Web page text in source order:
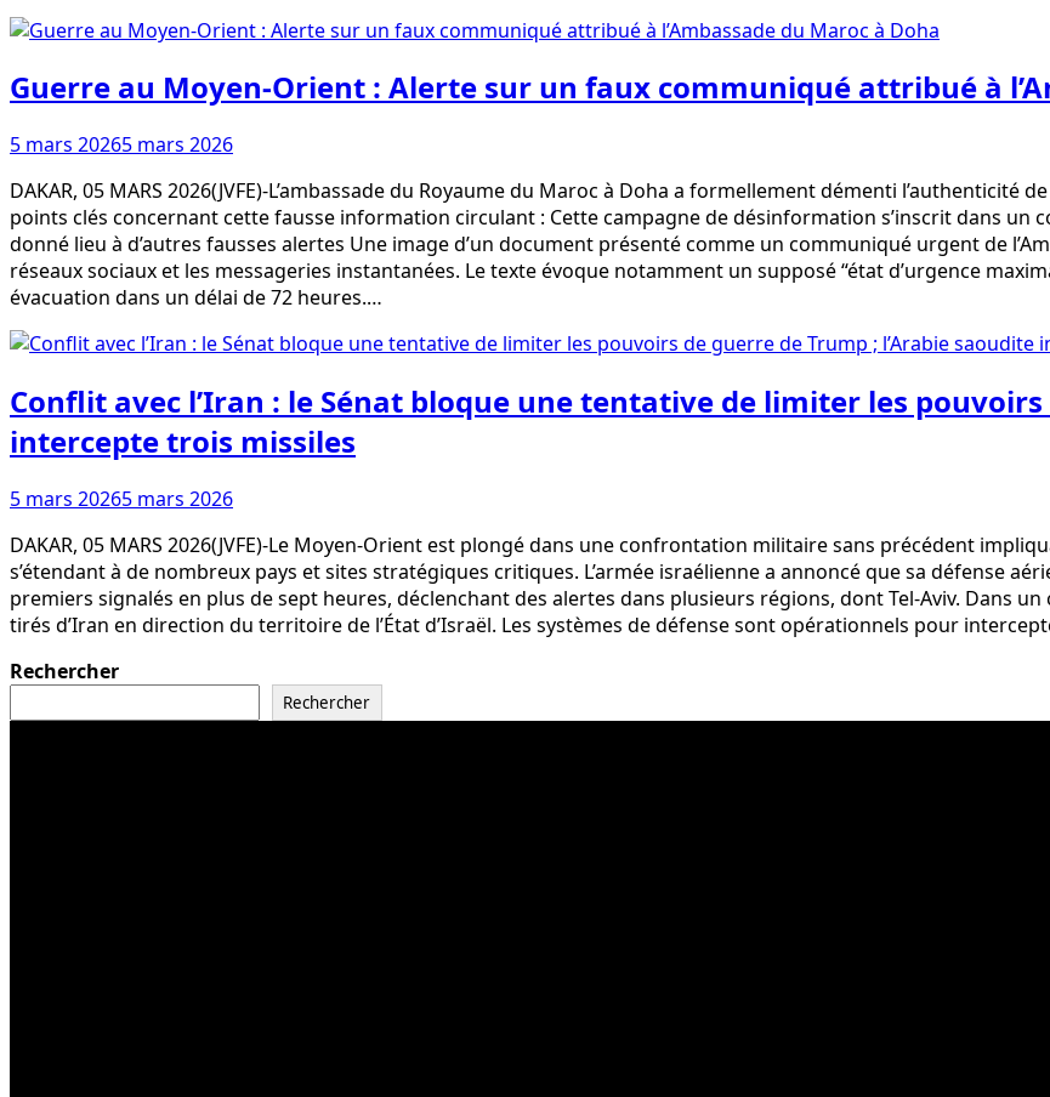
Guerre au Moyen-Orient : Alerte sur un faux communiqué attribué à
5 mars 20265 mars 2026
DAKAR, 05 MARS 2026(JVFE)-L’ambassade du Royaume du Maroc à Doha a formellement démenti
points clés concernant cette fausse information circulant : Cette campagne de désinformation s’inscrit dans un
donné lieu à d’autres fausses alertes Une image d’un document présenté comme un communiqué urgent de
réseaux sociaux et les messageries instantanées. Le texte évoque notamment un supposé “état d’urgence
évacuation dans un délai de 72 heures.…
Conflit avec l’Iran : le Sénat bloque une tentative de limiter les
intercepte trois missiles
5 mars 20265 mars 2026
DAKAR, 05 MARS 2026(JVFE)-Le Moyen-Orient est plongé dans une confrontation militaire sans précédent
s’étendant à de nombreux pays et sites stratégiques critiques. L’armée israélienne a annoncé que sa défense
premiers signalés en plus de sept heures, déclenchant des alertes dans plusieurs régions, dont Tel-Aviv. Dans
tirés d’Iran en direction du territoire de l’État d’Israël. Les systèmes de défense sont opérationnels pour
Rechercher
Rechercher